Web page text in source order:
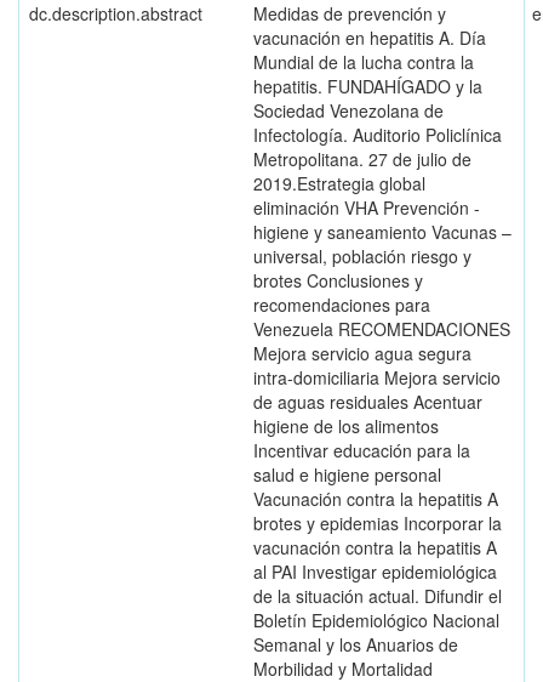
dc.description.abstract
Medidas de prevención y
vacunación en hepatitis A. Día
Mundial de la lucha contra la
hepatitis. FUNDAHÍGADO y la
Sociedad Venezolana de
Infectología. Auditorio Policlínica
Metropolitana. 27 de julio de
2019.Estrategia global
eliminación VHA Prevención -
higiene y saneamiento Vacunas –
universal, población riesgo y
brotes Conclusiones y
recomendaciones para
Venezuela RECOMENDACIONES
Mejora servicio agua segura
intra-domiciliaria Mejora servicio
de aguas residuales Acentuar
higiene de los alimentos
Incentivar educación para la
salud e higiene personal
Vacunación contra la hepatitis A
brotes y epidemias Incorporar la
vacunación contra la hepatitis A
al PAI Investigar epidemiológica
de la situación actual. Difundir el
Boletín Epidemiológico Nacional
Semanal y los Anuarios de
Morbilidad y Mortalidad